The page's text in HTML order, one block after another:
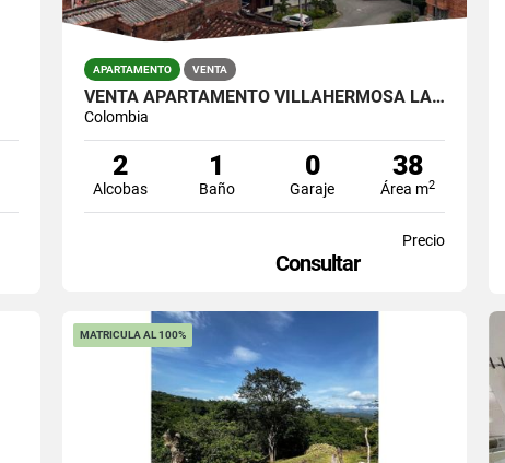
APARTAMENTO VENTA
VENTA APARTAMENTO VILLAHERMOSA LA MANSION
Colombia
2
Alcobas
1
Baño
0
Garaje
38
Área m2
Precio
Consultar
MATRICULA AL 100%